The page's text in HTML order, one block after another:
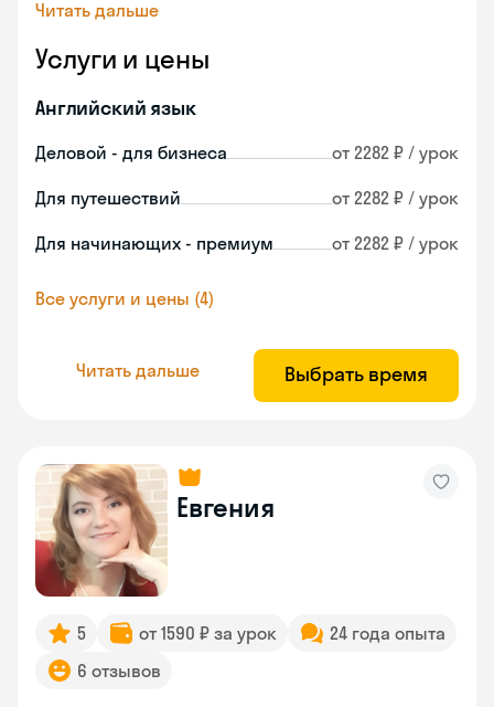
Читать дальше
Услуги и цены
Английский язык
Деловой - для бизнеса от 2282 ₽ / урок
Для путешествий от 2282 ₽ / урок
Для начинающих - премиум от 2282 ₽ / урок
Все услуги и цены (4)
Читать дальше Выбрать время
Евгения
5 от 1590 ₽ за урок
24 года опыта
6 отзывов